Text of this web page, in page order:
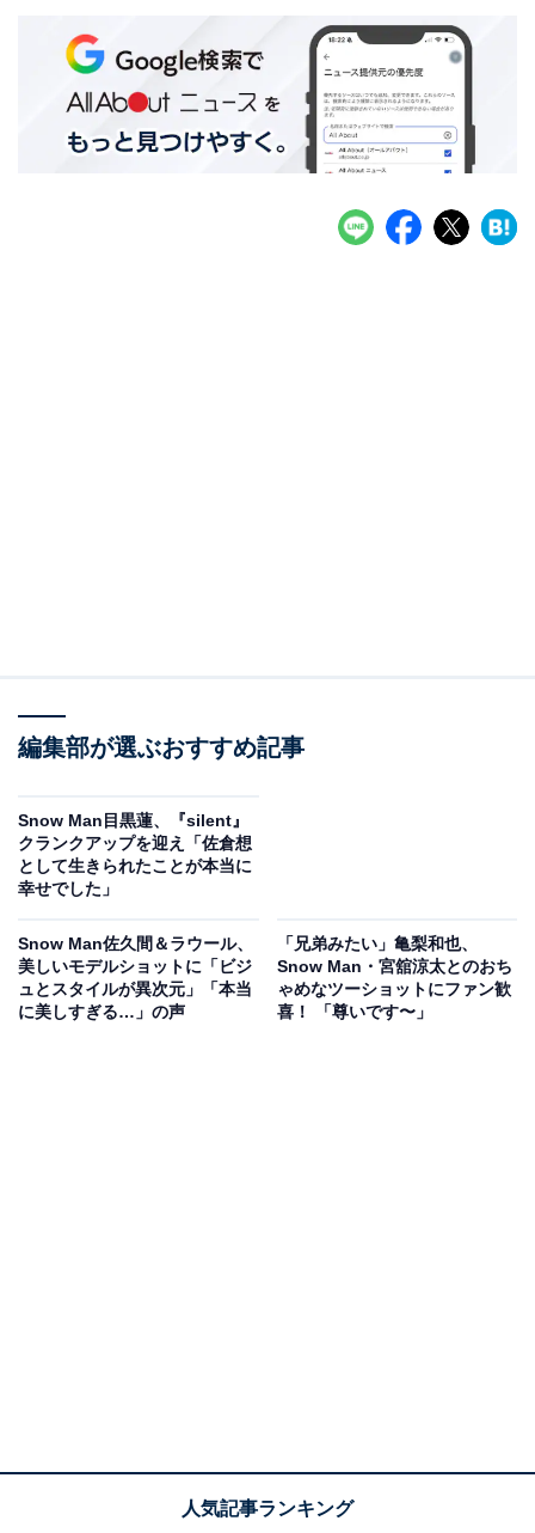
編集部が選ぶおすすめ記事
Snow Man目黒蓮、『silent』
クランクアップを迎え「佐倉想
として生きられたことが本当に
幸せでした」
Snow Man佐久間＆ラウール、
美しいモデルショットに「ビジ
ュとスタイルが異次元」「本当
に美しすぎる…」の声
「兄弟みたい」亀梨和也、
Snow Man・宮舘涼太とのおち
ゃめなツーショットにファン歓
喜！ 「尊いです〜」